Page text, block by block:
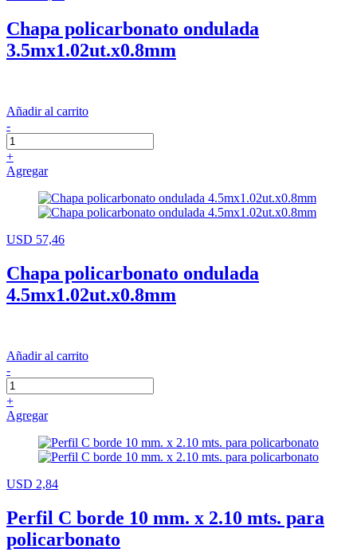
Chapa policarbonato ondulada
3.5mx1.02ut.x0.8mm
Añadir al carrito
-
+
Agregar
USD 57,46
Chapa policarbonato ondulada
4.5mx1.02ut.x0.8mm
Añadir al carrito
-
+
Agregar
USD 2,84
Perfil C borde 10 mm. x 2.10 mts. para
policarbonato